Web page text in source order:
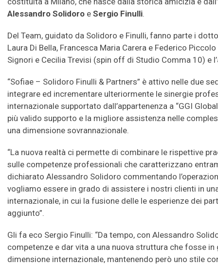
Alessandro Solidoro e Sergio Finulli.
Del Team, guidato da Solidoro e Finulli, fanno parte i
Laura Di Bella, Francesca Maria Carera e Federico
Signori e Cecilia Trevisi (spin off di Studio Comma 10) e
“Sofiae – Solidoro Finulli & Partners” è attivo nelle due
integrare ed incrementare ulteriormente le sinergie
internazionale supportato dall’appartenenza a “GGI
più valido supporto e la migliore assistenza nelle
una dimensione sovrannazionale.
“La nuova realtà ci permette di combinare le rispettive
sulle competenze professionali che caratterizzano
dichiarato Alessandro Solidoro commentando
vogliamo essere in grado di assistere i nostri clienti in
internazionale, in cui la fusione delle le esperienze dei
aggiunto”.
Gli fa eco Sergio Finulli: “Da tempo, con Alessandro
competenze e dar vita a una nuova struttura che fosse
dimensione internazionale, mantenendo però uno stile